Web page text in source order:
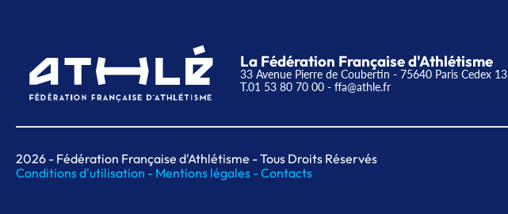
La Fédération Française d'Athlétisme
33 Avenue Pierre de Coubertin - 75640 Paris Cedex 13
T.01 53 80 70 00 - ffa@athle.fr
2026 - Fédération Française d'Athlétisme - Tous Droits Réservés
Conditions d'utilisation - Mentions légales -Contacts